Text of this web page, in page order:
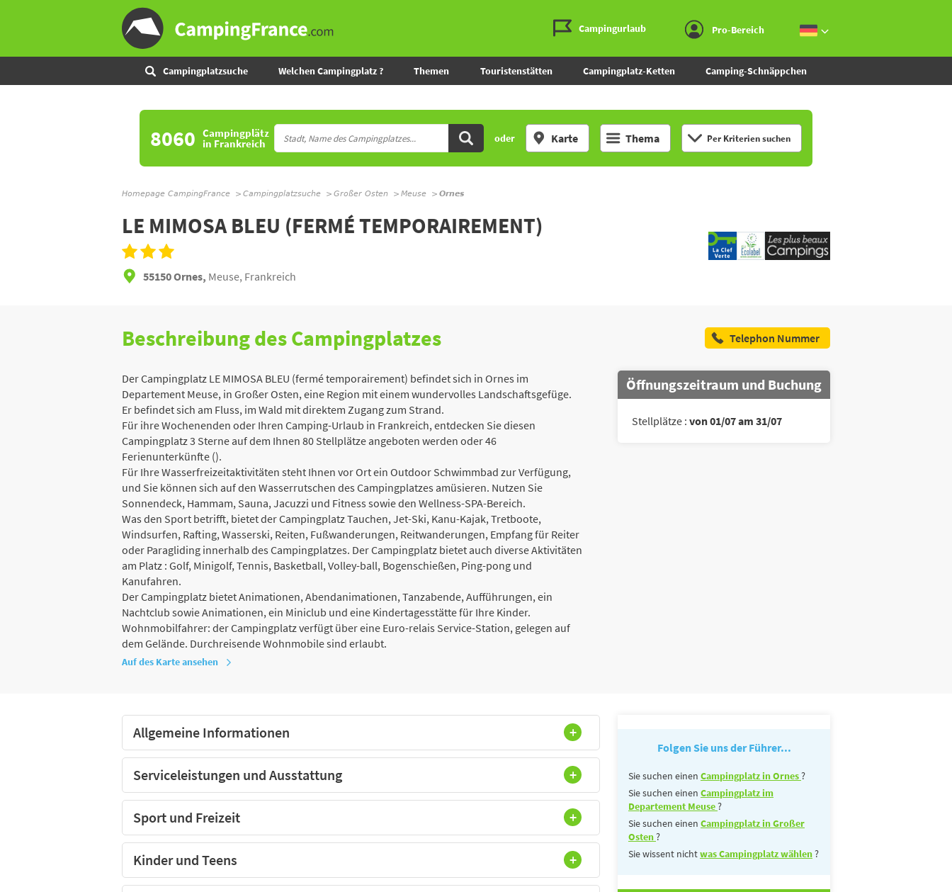
Campingurlaub Pro-Bereich
Campingplatzsuche Welchen Campingplatz ? Themen Touristenstätten Campingplatz-Ketten Camping-Schnäppchen
8060 Campingplätz
in Frankreich oder Karte Thema Per Kriterien suchen
Homepage CampingFrance Campingplatzsuche Großer Osten Meuse Ornes
LE MIMOSA BLEU (FERMÉ TEMPORAIREMENT)
55150 Ornes, Meuse, Frankreich
Beschreibung des Campingplatzes Telephon Nummer
Der Campingplatz LE MIMOSA BLEU (fermé temporairement) befindet sich in Ornes im
Departement Meuse, in Großer Osten, eine Region mit einem wundervolles Landschaftsgefüge.
Er befindet sich am Fluss, im Wald mit direktem Zugang zum Strand.
Für ihre Wochenenden oder Ihren Camping-Urlaub in Frankreich, entdecken Sie diesen
Campingplatz 3 Sterne auf dem Ihnen 80 Stellplätze angeboten werden oder 46
Ferienunterkünfte ().
Für Ihre Wasserfreizeitaktivitäten steht Ihnen vor Ort ein Outdoor Schwimmbad zur Verfügung,
und Sie können sich auf den Wasserrutschen des Campingplatzes amüsieren. Nutzen Sie
Sonnendeck, Hammam, Sauna, Jacuzzi und Fitness sowie den Wellness-SPA-Bereich.
Was den Sport betrifft, bietet der Campingplatz Tauchen, Jet-Ski, Kanu-Kajak, Tretboote,
Windsurfen, Rafting, Wasserski, Reiten, Fußwanderungen, Reitwanderungen, Empfang für Reiter
oder Paragliding innerhalb des Campingplatzes. Der Campingplatz bietet auch diverse Aktivitäten
am Platz : Golf, Minigolf, Tennis, Basketball, Volley-ball, Bogenschießen, Ping-pong und
Kanufahren.
Der Campingplatz bietet Animationen, Abendanimationen, Tanzabende, Aufführungen, ein
Nachtclub sowie Animationen, ein Miniclub und eine Kindertagesstätte für Ihre Kinder.
Wohnmobilfahrer: der Campingplatz verfügt über eine Euro-relais Service-Station, gelegen auf
dem Gelände. Durchreisende Wohnmobile sind erlaubt.
Öffnungszeitraum und Buchung
Stellplätze : von 01/07 am 31/07
Auf des Karte ansehen
Allgemeine Informationen
Serviceleistungen und Ausstattung
Sport und Freizeit
Kinder und Teens
Folgen Sie uns der Führer...
Sie suchen einen Campingplatz in Ornes?
Sie suchen einen Campingplatz im
Departement Meuse?
Sie suchen einen Campingplatz in Großer
Osten?
Sie wissent nichtwas Campingplatz wählen?